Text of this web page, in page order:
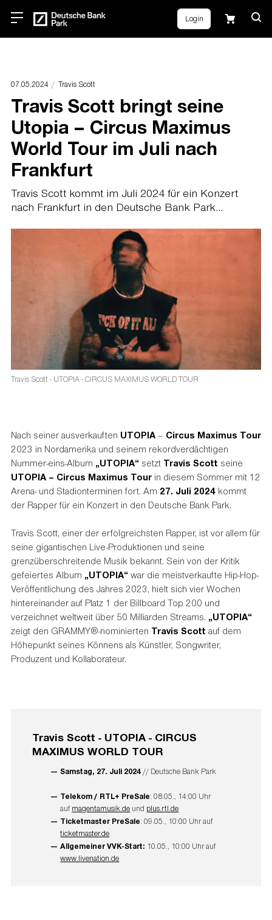
Login
07.05.2024 Travis Scott
Travis Scott bringt seine
Utopia – Circus Maximus
World Tour im Juli nach
Frankfurt
Travis Scott kommt im Juli 2024 für ein Konzert
nach Frankfurt in den Deutsche Bank Park...
Travis Scott - UTOPIA - CIRCUS MAXIMUS WORLD TOUR
Nach seiner ausverkauften UTOPIA– Circus Maximus Tour
2023 in Nordamerika und seinem rekordverdächtigen
Nummer-eins-Album „UTOPIA“ setzt Travis Scott seine
UTOPIA – Circus Maximus Tourin diesem Sommer mit 12
Arena- und Stadionterminen fort. Am 27. Juli 2024kommt
der Rapper für ein Konzert in den Deutsche Bank Park.
Travis Scott, einer der erfolgreichsten Rapper, ist vor allem für
seine gigantischen Live-Produktionen und seine
grenzüberschreitende Musik bekannt. Sein von der Kritik
gefeiertes Album „UTOPIA“ war die meistverkaufte Hip-Hop-
Veröffentlichung des Jahres 2023, hielt sich vier Wochen
hintereinander auf Platz 1 der Billboard Top 200 und
verzeichnet weltweit über 50 Milliarden Streams. „UTOPIA“
zeigt den GRAMMY®-nominierten Travis Scott auf dem
Höhepunkt seines Könnens als Künstler, Songwriter,
Produzent und Kollaborateur.
Travis Scott - UTOPIA - CIRCUS
MAXIMUS WORLD TOUR
Samstag, 27. Juli 2024// Deutsche Bank Park
Telekom / RTL+ PreSale: 08.05., 14:00 Uhr
aufmagentamusik.de und plus.rtl.de
Ticketmaster PreSale: 09.05., 10:00 Uhr auf
ticketmaster.de
Allgemeiner VVK-Start: 10.05., 10:00 Uhr auf
www.livenation.de